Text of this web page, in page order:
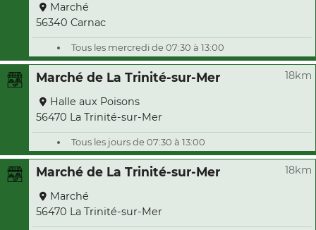
Marché
56340 Carnac
Tous les mercredi de 07:30 à 13:00
Marché de La Trinité-sur-Mer 18km
Halle aux Poisons
56470 La Trinité-sur-Mer
Tous les jours de 07:30 à 13:00
Marché de La Trinité-sur-Mer 18km
Marché
56470 La Trinité-sur-Mer